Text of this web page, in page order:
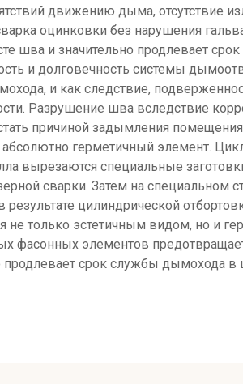
движению дыма, отсутствие
оцинковки без нарушения
шва и значительно продлевает
и долговечность системы
и как следствие,
Разрушение шва вследствие
причиной задымления
герметичный элемент.
вырезаются специальные
сварки. Затем на специальном
цилиндрической
не только эстетичным видом, но и
фасонных элементов
продлевает срок службы дымохода в